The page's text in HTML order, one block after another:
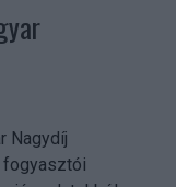
Nagydíj
fogyasztói